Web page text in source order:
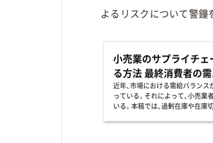
よるリスクについて警鐘
小売業のサプライチ
る方法 最終消費者の
近年、市場における需給バラン
っている。それによって、小売
いる。本稿では、過剰在庫や在庫